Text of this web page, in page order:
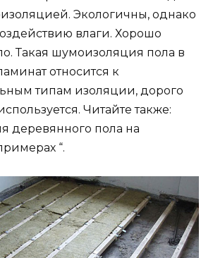
Экологичны, однако
влаги. Хорошо
Такая шумоизоляция пола в
относится к
типам изоляции, дорого
Читайте также:
деревянного пола на
“.